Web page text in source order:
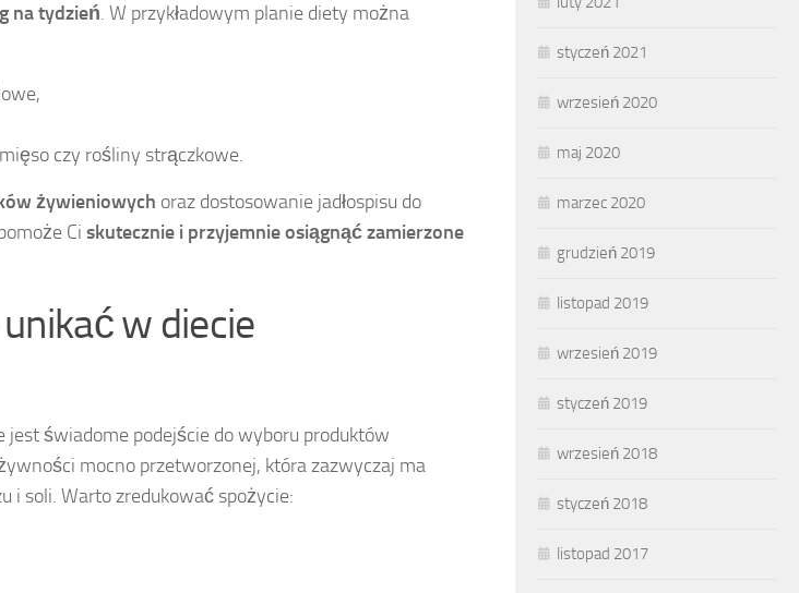
na tydzień. W przykładowym planie diety można
czy rośliny strączkowe.
żywieniowych oraz dostosowanie jadłospisu do
Ci skutecznie i przyjemnie osiągnąć zamierzone
w diecie
jest świadome podejście do wyboru produktów
mocno przetworzonej, która zazwyczaj ma
i soli. Warto zredukować spożycie:
styczeń 2021
wrzesień 2020
maj 2020
marzec 2020
grudzień 2019
listopad 2019
wrzesień 2019
styczeń 2019
wrzesień 2018
styczeń 2018
listopad 2017